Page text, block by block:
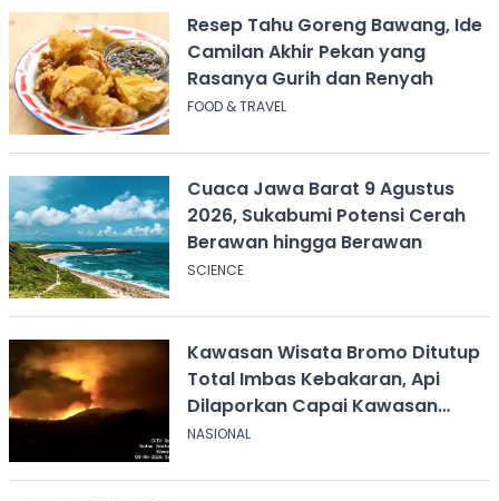
Resep Tahu Goreng Bawang, Ide
Camilan Akhir Pekan yang
Rasanya Gurih dan Renyah
FOOD & TRAVEL
Cuaca Jawa Barat 9 Agustus
2026, Sukabumi Potensi Cerah
Berawan hingga Berawan
SCIENCE
Kawasan Wisata Bromo Ditutup
Total Imbas Kebakaran, Api
Dilaporkan Capai Kawasan
Sabana
NASIONAL